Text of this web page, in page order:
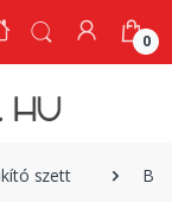
0
szett
0